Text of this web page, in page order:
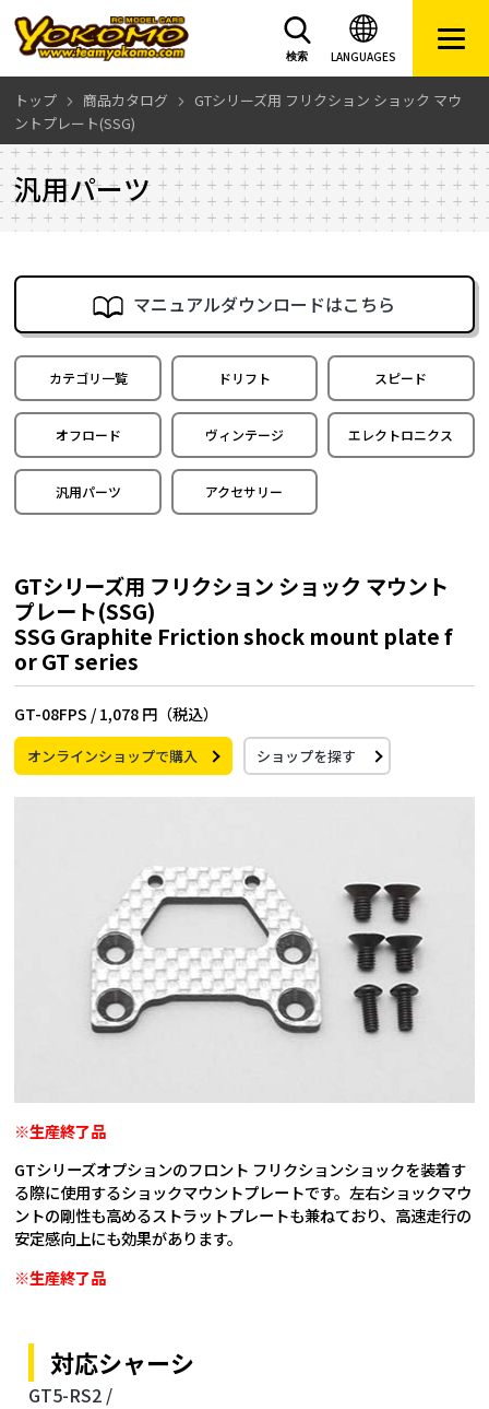
LANGUAGES
検索
トップ 商品カタログ
GTシリーズ用 フリクション ショック マウ
ントプレート(SSG)
汎用パーツ
マニュアルダウンロードはこちら
カテゴリ一覧 ドリフト スピード
オフロード ヴィンテージ エレクトロニクス
汎用パーツ アクセサリー
GTシリーズ用 フリクション ショック マウント
プレート(SSG)
SSG Graphite Friction shock mount plate f
or GT series
GT-08FPS / 1,078 円（税込）
オンラインショップで購入 ショップを探す
※生産終了品
GTシリーズオプションのフロント フリクションショックを装着す
る際に使用するショックマウントプレートです。左右ショックマウ
ントの剛性も高めるストラットプレートも兼ねており、高速走行の
安定感向上にも効果があります。
※生産終了品
対応シャーシ
GT5-RS2 /